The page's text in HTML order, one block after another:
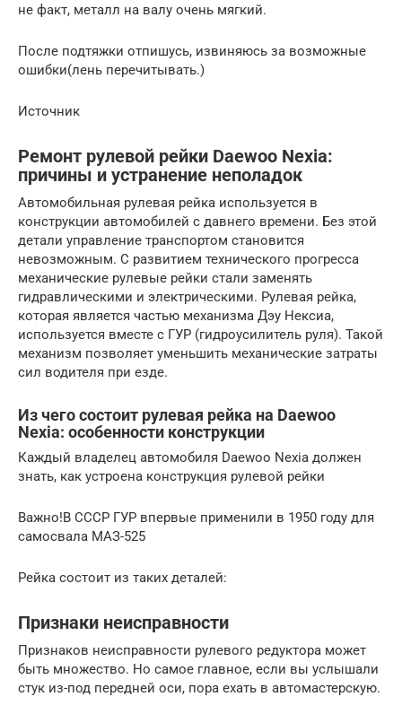
не факт, металл на валу очень мягкий.
После подтяжки отпишусь, извиняюсь за возможные
ошибки(лень перечитывать.)
Источник
Ремонт рулевой рейки Daewoo Nexia:
причины и устранение неполадок
Автомобильная рулевая рейка используется в
конструкции автомобилей с давнего времени. Без этой
детали управление транспортом становится
невозможным. С развитием технического прогресса
механические рулевые рейки стали заменять
гидравлическими и электрическими. Рулевая рейка,
которая является частью механизма Дэу Нексиа,
используется вместе с ГУР (гидроусилитель руля). Такой
механизм позволяет уменьшить механические затраты
сил водителя при езде.
Из чего состоит рулевая рейка на Daewoo
Nexia: особенности конструкции
Каждый владелец автомобиля Daewoo Nexia должен
знать, как устроена конструкция рулевой рейки
Важно!В СССР ГУР впервые применили в 1950 году для
самосвала МАЗ-525
Рейка состоит из таких деталей:
Признаки неисправности
Признаков неисправности рулевого редуктора может
быть множество. Но самое главное, если вы услышали
стук из-под передней оси, пора ехать в автомастерскую.